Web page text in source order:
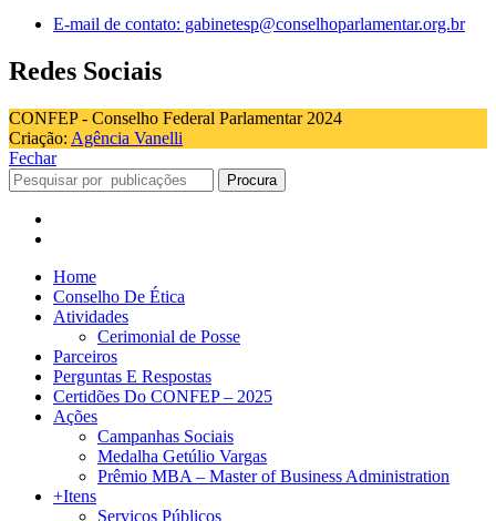
E-mail de contato: gabinetesp@conselhoparlamentar.org.br
Redes Sociais
CONFEP - Conselho Federal Parlamentar 2024
Criação: Agência Vanelli
Fechar
Procura
Home
Conselho De Ética
Atividades
Cerimonial de Posse
Parceiros
Perguntas E Respostas
Certidões Do CONFEP – 2025
Ações
Campanhas Sociais
Medalha Getúlio Vargas
Prêmio MBA – Master of Business Administration
+Itens
Serviços Públicos